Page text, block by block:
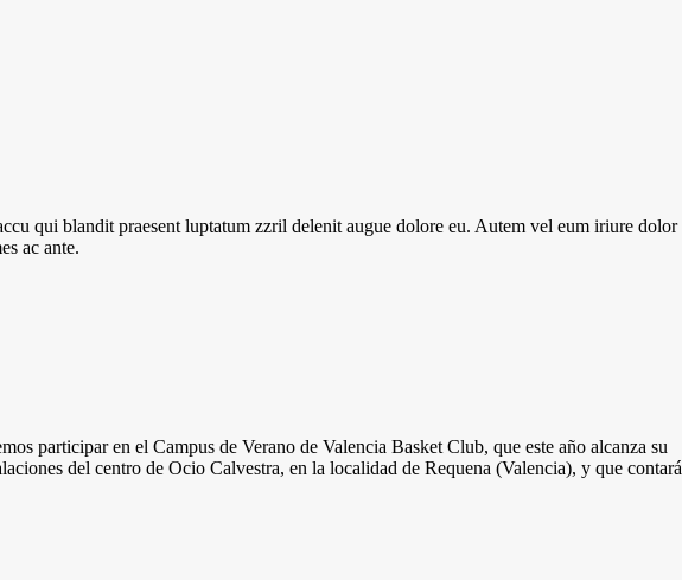
qui blandit praesent luptatum zzril delenit augue dolore eu. Autem vel eum iriure dolor
ac ante.
participar en el Campus de Verano de Valencia Basket Club, que este año alcanza su
del centro de Ocio Calvestra, en la localidad de Requena (Valencia), y que contará